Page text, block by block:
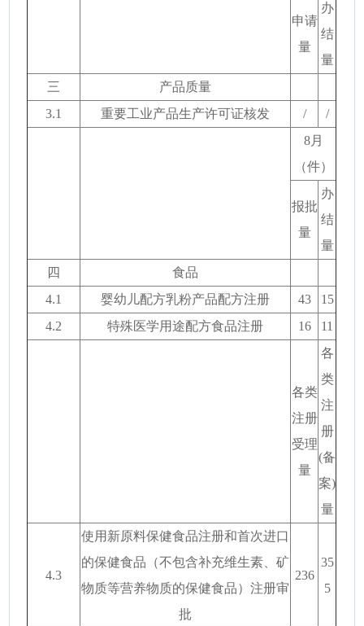
申请
量
办
结
量
三
产品质量
3.1
重要工业产品生产许可证核发 /
/
8月
（件）
报批
量
办
结
量
四
食品
4.1
婴幼儿配方乳粉产品配方注册 43
15
4.2
特殊医学用途配方食品注册 16 11
各类
注册
受理
量
各
类
注
册
(备
案)
量
4.3
使用新原料保健食品注册和首次进口
的保健食品（不包含补充维生素、矿
物质等营养物质的保健食品）注册审
批
236
35
5